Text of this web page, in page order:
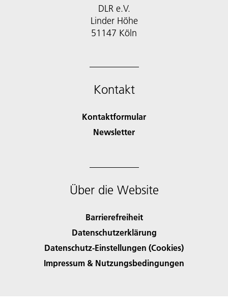
DLR e.V.
Linder Höhe
51147 Köln
Kontakt
Kontaktformular
Newsletter
Über die Website
Barrierefreiheit
Datenschutzerklärung
Datenschutz-Einstellungen (Cookies)
Impressum & Nutzungsbedingungen